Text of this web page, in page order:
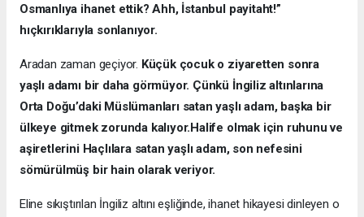
Osmanlıya ihanet ettik? Ahh, İstanbul payitaht!”
hıçkırıklarıyla sonlanıyor.
Aradan zaman geçiyor. Küçük çocuk o ziyaretten sonra
yaşlı adamı bir daha görmüyor. Çünkü İngiliz altınlarına
Orta Doğu’daki Müslümanları satan yaşlı adam, başka bir
ülkeye gitmek zorunda kalıyor.Halife olmak için ruhunu ve
aşiretlerini Haçlılara satan yaşlı adam, son nefesini
sömürülmüş bir hain olarak veriyor.
Eline sıkıştırılan İngiliz altını eşliğinde, ihanet hikayesi dinleyen o